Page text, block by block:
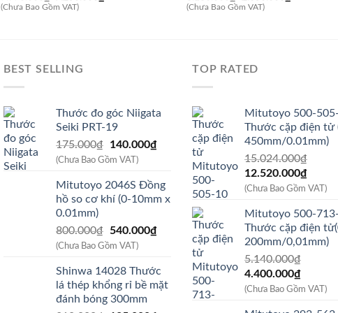
gốc
(Chưa Bao Gồm VAT)
gốc
hiện
(Chưa Bao Gồm VAT)
BEST SELLING
Thước đo góc Niigata
Seiki PRT-19
175.000₫
Giá
gốc
175.000₫.
140.000₫Giá
là:
140.000₫.
(Chưa Bao Gồm VAT)
Mitutoyo 2046S Đồng
hồ so cơ khí (0-10mm x
0.01mm)
800.000₫
Giá
gốc
800.000₫.
540.000₫Giá
là:
540.000₫.
(Chưa Bao Gồm VAT)
Shinwa 14028 Thước
lá thép khổng rỉ bề mặt
đánh bóng 300mm
TOP RATED
Mitutoyo 500-
Thước cặp điện tử
450mm/0.01mm)
15.024.000₫
Giá
gốc
15.024.000₫.
12.520.000₫Giá
hiện
là:
(Chưa Bao Gồm VAT)
Mitutoyo 500-
Thước cặp điện
200mm/0,01mm)
5.140.000₫
Giá
gốc
4.400.000₫Giá
hiện
(Chưa Bao Gồm VAT)